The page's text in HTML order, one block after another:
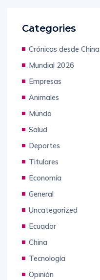
Categories
Crónicas desde China
Mundial 2026
Empresas
Animales
Mundo
Salud
Deportes
Titulares
Economía
General
Uncategorized
Ecuador
China
Tecnología
Opinión